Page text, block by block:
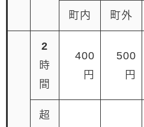
町内 町外
2
時
間
400
円
500
円
超